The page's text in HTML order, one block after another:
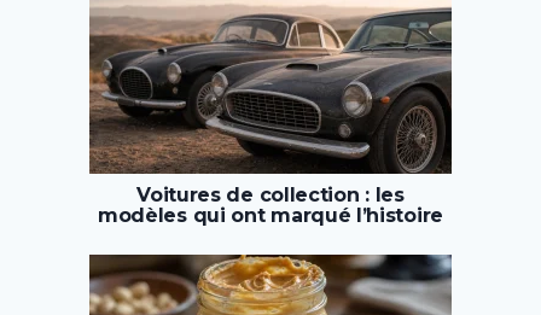
Voitures de collection : les
modèles qui ont marqué l’histoire